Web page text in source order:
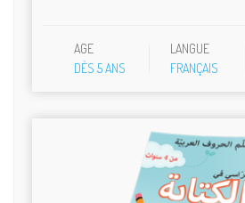
AGE
DÈS 5 ANS
LANGUE
FRANÇAIS